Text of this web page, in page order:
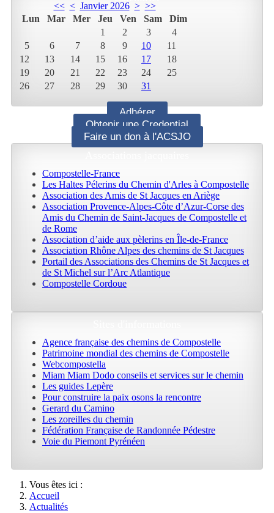
<< < Janvier 2026 > >>
Lun
Mar Mer Jeu Ven Sam
Dim
1
2 3
4
5
6 7 8 9 10
11
12
13 14 15 16 17
18
19
20 21 22 23 24
25
26
27 28 29 30 31
Adhérer
Obtenir une Credential
Faire un don à l'ACSJO
Compostelle-France
Les Haltes Pélerins du Chemin d'Arles à Compostelle
Association des Amis de St Jacques en Ariège
Association Provence-Alpes-Côte d’Azur-Corse des
Amis du Chemin de Saint-Jacques de Compostelle et
de Rome
Association d’aide aux pèlerins en Île-de-France
Association Rhône Alpes des chemins de St Jacques
Portail des Associations des Chemins de St Jacques et
de St Michel sur l’Arc Atlantique
Compostelle Cordoue
Agence française des chemins de Compostelle
Patrimoine mondial des chemins de Compostelle
Webcompostella
Miam Miam Dodo conseils et services sur le chemin
Les guides Lepère
Pour construire la paix osons la rencontre
Gerard du Camino
Les zoreilles du chemin
Fédération Française de Randonnée Pédestre
Voie du Piemont Pyrénéen
Vous êtes ici :
Accueil
Actualités